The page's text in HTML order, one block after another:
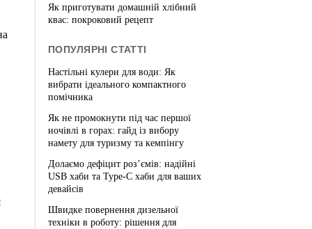
Як приготувати домашній хлібний
квас: покроковий рецепт
ПОПУЛЯРНІ СТАТТІ
Настільні кулери для води: Як
вибрати ідеального компактного
помічника
Як не промокнути під час першої
ночівлі в горах: гайд із вибору
намету для туризму та кемпінгу
Долаємо дефіцит роз’ємів: надійні
USB хаби та Type-C хаби для ваших
девайсів
Швидке повернення дизельної
техніки в роботу: рішення для